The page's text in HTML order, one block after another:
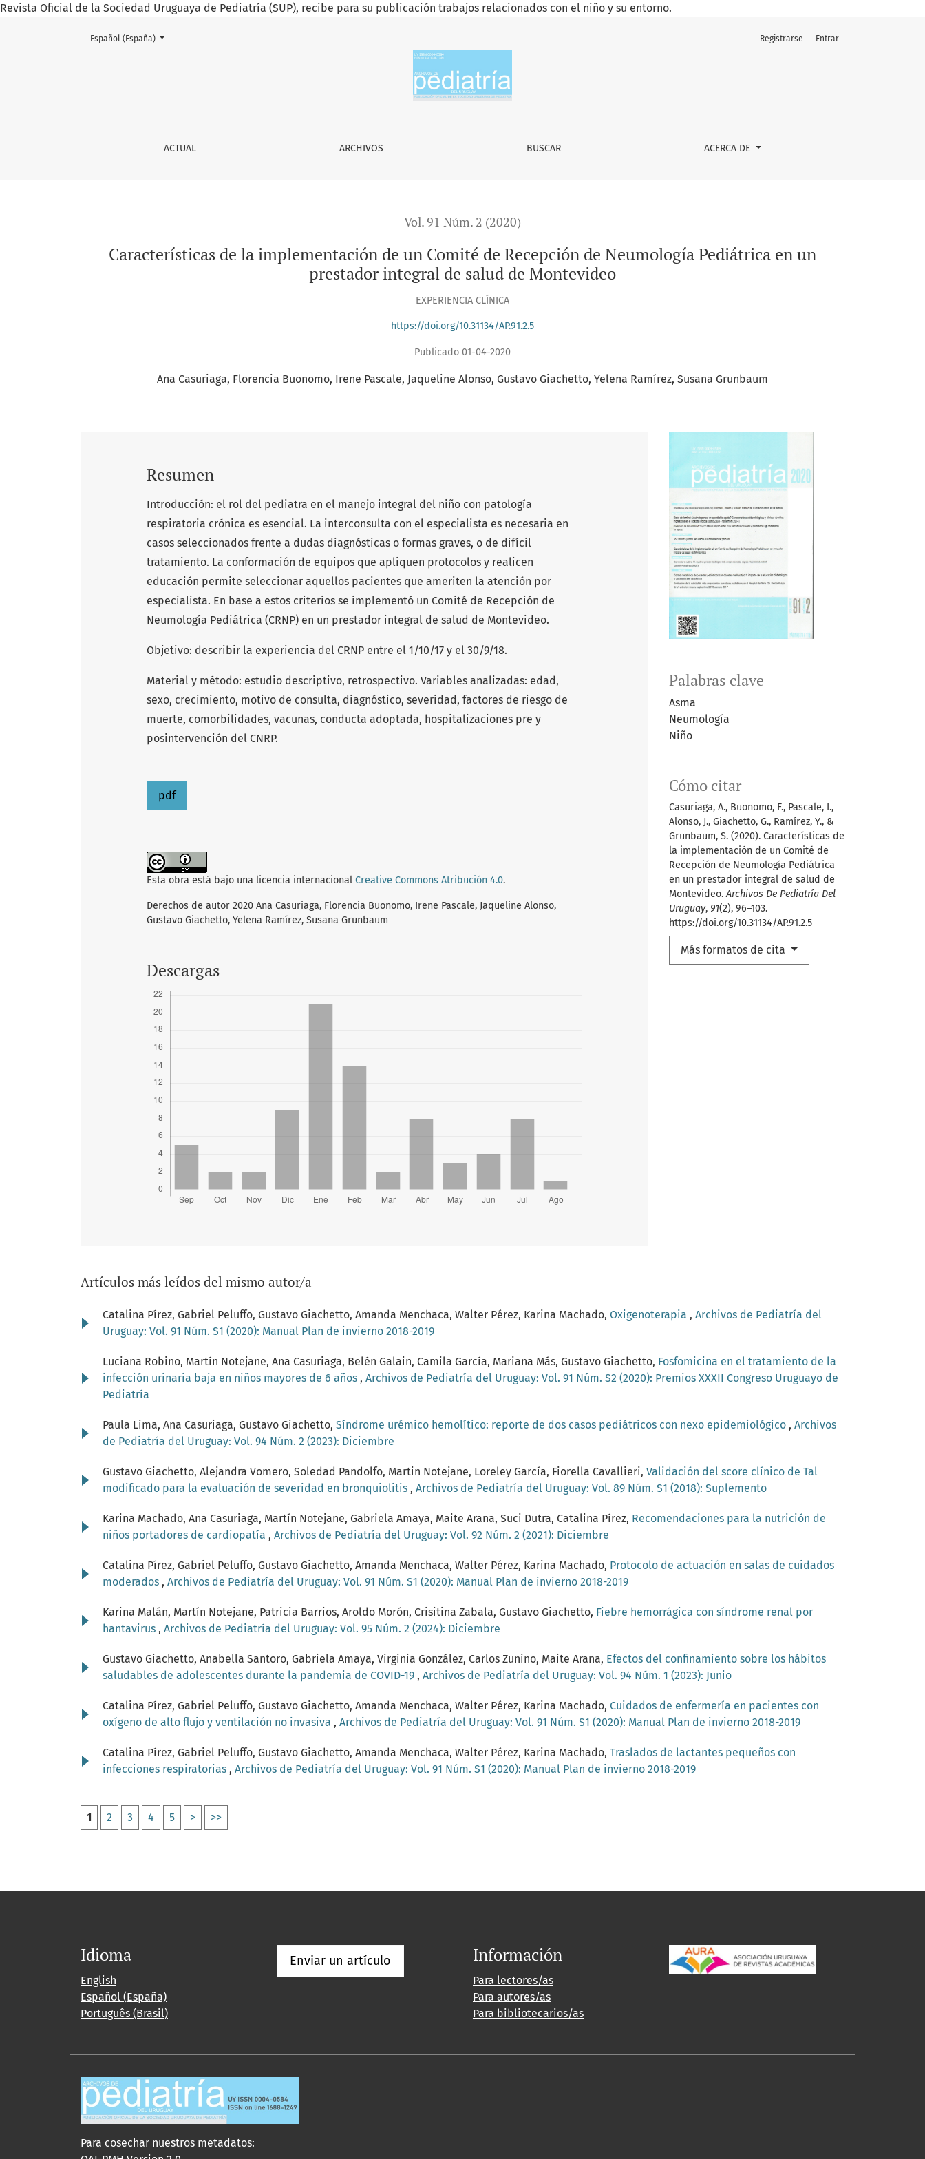
Revista Oficial de la Sociedad Uruguaya de Pediatría (SUP), recibe para su publicación trabajos relacionados con el niño y su entorno.
Características de la implementación de un Comité de Recepción de Neumología Pediátrica en un prestador integral de salud de Montevideo
ACTUAL ARCHIVOS BUSCAR ACERCA DE
Registrarse Entrar
Cambiar el idioma. El actual es:
Español (España)
Vol. 91 Núm. 2 (2020)
Características de la implementación de un Comité de Recepción de Neumología Pediátrica en un
prestador integral de salud de Montevideo
EXPERIENCIA CLÍNICA
https://doi.org/10.31134/AP.91.2.5
Publicado 01-04-2020
Ana Casuriaga Florencia Buonomo Irene Pascale Jaqueline Alonso Gustavo Giachetto Yelena Ramírez Susana Grunbaum
Palabras clave
Asma
Neumología
Niño
Cómo citar
Casuriaga, A., Buonomo, F., Pascale, I.,
Alonso, J., Giachetto, G., Ramírez, Y., &
Grunbaum, S. (2020). Características de
la implementación de un Comité de
Recepción de Neumología Pediátrica
en un prestador integral de salud de
Montevideo.Archivos De Pediatría Del
Uruguay, 91(2), 96–103.
https://doi.org/10.31134/AP.91.2.5
Más formatos de cita
Resumen
Introducción: el rol del pediatra en el manejo integral del niño con patología
respiratoria crónica es esencial. La interconsulta con el especialista es necesaria en
casos seleccionados frente a dudas diagnósticas o formas graves, o de difícil
tratamiento. La conformación de equipos que apliquen protocolos y realicen
educación permite seleccionar aquellos pacientes que ameriten la atención por
especialista. En base a estos criterios se implementó un Comité de Recepción de
Neumología Pediátrica (CRNP) en un prestador integral de salud de Montevideo.
Objetivo: describir la experiencia del CRNP entre el 1/10/17 y el 30/9/18.
Material y método: estudio descriptivo, retrospectivo. Variables analizadas: edad,
sexo, crecimiento, motivo de consulta, diagnóstico, severidad, factores de riesgo de
muerte, comorbilidades, vacunas, conducta adoptada, hospitalizaciones pre y
posintervención del CNRP.
pdf
Esta obra está bajo una licencia internacional Creative Commons Atribución 4.0.
Derechos de autor 2020 Ana Casuriaga, Florencia Buonomo, Irene Pascale, Jaqueline Alonso,
Gustavo Giachetto, Yelena Ramírez, Susana Grunbaum
Descargas
Artículos más leídos del mismo autor/a
Catalina Pírez, Gabriel Peluffo, Gustavo Giachetto, Amanda Menchaca, Walter Pérez, Karina Machado, Oxigenoterapia , Archivos de Pediatría del
Uruguay: Vol. 91 Núm. S1 (2020): Manual Plan de invierno 2018-2019
Luciana Robino, Martín Notejane, Ana Casuriaga, Belén Galain, Camila García, Mariana Más, Gustavo Giachetto, Fosfomicina en el tratamiento de la
infección urinaria baja en niños mayores de 6 años , Archivos de Pediatría del Uruguay: Vol. 91 Núm. S2 (2020): Premios XXXII Congreso Uruguayo de
Pediatría
Paula Lima, Ana Casuriaga, Gustavo Giachetto, Síndrome urémico hemolítico: reporte de dos casos pediátricos con nexo epidemiológico , Archivos
de Pediatría del Uruguay: Vol. 94 Núm. 2 (2023): Diciembre
Gustavo Giachetto, Alejandra Vomero, Soledad Pandolfo, Martin Notejane, Loreley García, Fiorella Cavallieri, Validación del score clínico de Tal
modificado para la evaluación de severidad en bronquiolitis , Archivos de Pediatría del Uruguay: Vol. 89 Núm. S1 (2018): Suplemento
Karina Machado, Ana Casuriaga, Martín Notejane, Gabriela Amaya, Maite Arana, Suci Dutra, Catalina Pírez, Recomendaciones para la nutrición de
niños portadores de cardiopatía , Archivos de Pediatría del Uruguay: Vol. 92 Núm. 2 (2021): Diciembre
Catalina Pírez, Gabriel Peluffo, Gustavo Giachetto, Amanda Menchaca, Walter Pérez, Karina Machado, Protocolo de actuación en salas de cuidados
moderados , Archivos de Pediatría del Uruguay: Vol. 91 Núm. S1 (2020): Manual Plan de invierno 2018-2019
Karina Malán, Martín Notejane, Patricia Barrios, Aroldo Morón, Crisitina Zabala, Gustavo Giachetto, Fiebre hemorrágica con síndrome renal por
hantavirus , Archivos de Pediatría del Uruguay: Vol. 95 Núm. 2 (2024): Diciembre
Gustavo Giachetto, Anabella Santoro, Gabriela Amaya, Virginia González, Carlos Zunino, Maite Arana, Efectos del confinamiento sobre los hábitos
saludables de adolescentes durante la pandemia de COVID-19 , Archivos de Pediatría del Uruguay: Vol. 94 Núm. 1 (2023): Junio
Catalina Pírez, Gabriel Peluffo, Gustavo Giachetto, Amanda Menchaca, Walter Pérez, Karina Machado, Cuidados de enfermería en pacientes con
oxígeno de alto flujo y ventilación no invasiva , Archivos de Pediatría del Uruguay: Vol. 91 Núm. S1 (2020): Manual Plan de invierno 2018-2019
Catalina Pírez, Gabriel Peluffo, Gustavo Giachetto, Amanda Menchaca, Walter Pérez, Karina Machado, Traslados de lactantes pequeños con
infecciones respiratorias , Archivos de Pediatría del Uruguay: Vol. 91 Núm. S1 (2020): Manual Plan de invierno 2018-2019
1 2 3 4 5 > >>
Idioma
English
Español (España)
Português (Brasil)
Enviar un artículo Información
Para lectores/as
Para autores/as
Para bibliotecarios/as
Para cosechar nuestros metadatos: